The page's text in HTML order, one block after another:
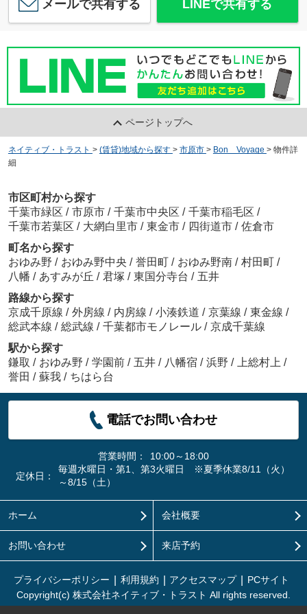
メールで共有する LINEで共有する
ページトップへ
ネイティブ・トラスト > (賃貸)地域から探す > 市原市 > Bon Voyage > 物件詳
細
市区町村から探す
千葉市緑区 / 市原市 / 千葉市中央区 / 千葉市稲毛区 /
千葉市若葉区 / 大網白里市 / 東金市 / 四街道市 / 佐倉市
町名から探す
おゆみ野 / おゆみ野中央 / 誉田町 / おゆみ野南 / 村田町 /
八幡 / あすみが丘 / 君塚 / 東国分寺台 / 五井
路線から探す
京成千原線 / 外房線 / 内房線 / 小湊鉄道 / 京葉線 / 東金線 /
総武本線 / 総武線 / 千葉都市モノレール / 京成千葉線
駅から探す
鎌取 / おゆみ野 / 学園前 / 五井 / 八幡宿 / 浜野 / 上総村上 /
誉田 / 蘇我 / ちはら台
電話でお問い合わせ
営業時間：
10:00～18:00
定休日：
毎週水曜日・第1、第3火曜日 ※夏季休業8/11（火）
～8/15（土）
ホーム 会社概要
お問い合わせ 来店予約
プライバシーポリシー 利用規約 アクセスマップ
PCサイト
Copyright(c) 株式会社ネイティブ・トラスト All rights reserved.